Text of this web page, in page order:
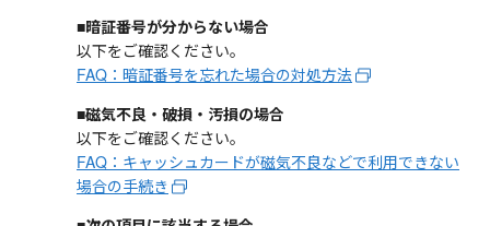
■暗証番号が分からない場合
以下をご確認ください。
FAQ：暗証番号を忘れた場合の対処方法
■磁気不良・破損・汚損の場合
以下をご確認ください。
FAQ：キャッシュカードが磁気不良などで利用できない
場合の手続き